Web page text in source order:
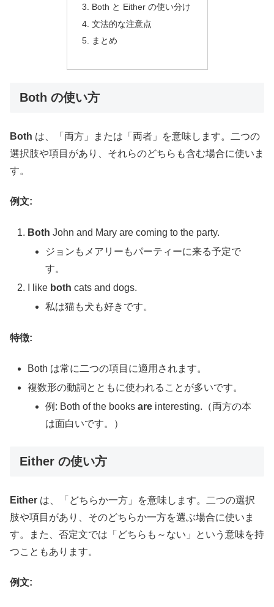
Both と Either の使い分け
文法的な注意点
まとめ
Both の使い方
Both は、「両方」または「両者」を意味します。二つの
選択肢や項目があり、それらのどちらも含む場合に使いま
す。
例文:
Both John and Mary are coming to the party.
ジョンもメアリーもパーティーに来る予定で
す。
I like both cats and dogs.
私は猫も犬も好きです。
特徴:
Both は常に二つの項目に適用されます。
複数形の動詞とともに使われることが多いです。
例: Both of the booksare interesting.（両方の本
は面白いです。）
Either の使い方
Either は、「どちらか一方」を意味します。二つの選択
肢や項目があり、そのどちらか一方を選ぶ場合に使いま
す。また、否定文では「どちらも～ない」という意味を持
つこともあります。
例文: